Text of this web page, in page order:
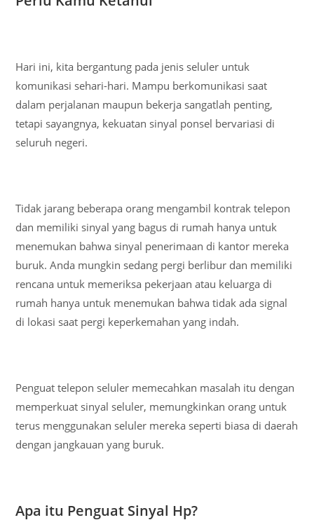
Hari ini, kita bergantung pada jenis seluler untuk
komunikasi sehari-hari. Mampu berkomunikasi saat
dalam perjalanan maupun bekerja sangatlah penting,
tetapi sayangnya, kekuatan sinyal ponsel bervariasi di
seluruh negeri.
Tidak jarang beberapa orang mengambil kontrak telepon
dan memiliki sinyal yang bagus di rumah hanya untuk
menemukan bahwa sinyal penerimaan di kantor mereka
buruk. Anda mungkin sedang pergi berlibur dan memiliki
rencana untuk memeriksa pekerjaan atau keluarga di
rumah hanya untuk menemukan bahwa tidak ada signal
di lokasi saat pergi keperkemahan yang indah.
Penguat telepon seluler memecahkan masalah itu dengan
memperkuat sinyal seluler, memungkinkan orang untuk
terus menggunakan seluler mereka seperti biasa di daerah
dengan jangkauan yang buruk.
Apa itu Penguat Sinyal Hp?